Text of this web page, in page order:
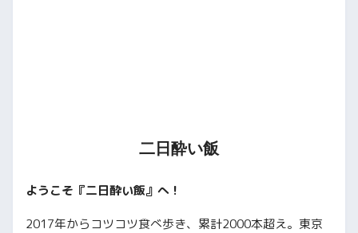
二日酔い飯
ようこそ『二日酔い飯』へ！
2017年からコツコツ食べ歩き、累計2000本超え。東京